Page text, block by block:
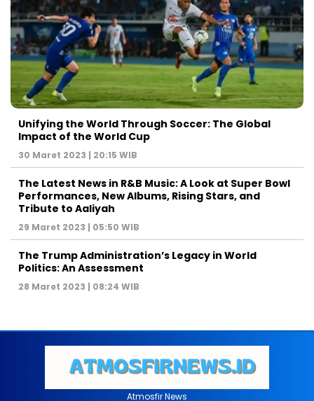
Unifying the World Through Soccer: The Global
Impact of the World Cup
30 Maret 2023 | 20:15 WIB
The Latest News in R&B Music: A Look at Super Bowl
Performances, New Albums, Rising Stars, and
Tribute to Aaliyah
29 Maret 2023 | 05:50 WIB
The Trump Administration’s Legacy in World
Politics: An Assessment
28 Maret 2023 | 08:24 WIB
Atmosfir News